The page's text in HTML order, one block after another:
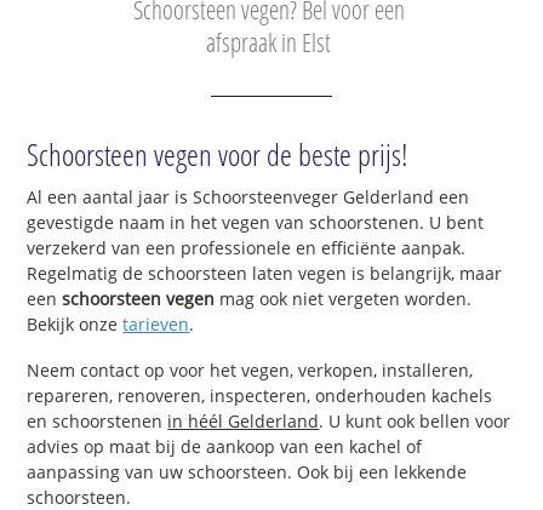
Schoorsteen vegen? Bel voor een
afspraak in Elst
Schoorsteen vegen voor de beste prijs!
Al een aantal jaar is Schoorsteenveger Gelderland een
gevestigde naam in het vegen van schoorstenen. U bent
verzekerd van een professionele en efficiënte aanpak.
Regelmatig de schoorsteen laten vegen is belangrijk, maar
eenschoorsteen vegen mag ook niet vergeten worden.
Bekijk onzetarieven.
Neem contact op voor het vegen, verkopen, installeren,
repareren, renoveren, inspecteren, onderhouden kachels
en schoorstenen in héél Gelderland. U kunt ook bellen voor
advies op maat bij de aankoop van een kachel of
aanpassing van uw schoorsteen. Ook bij een lekkende
schoorsteen.